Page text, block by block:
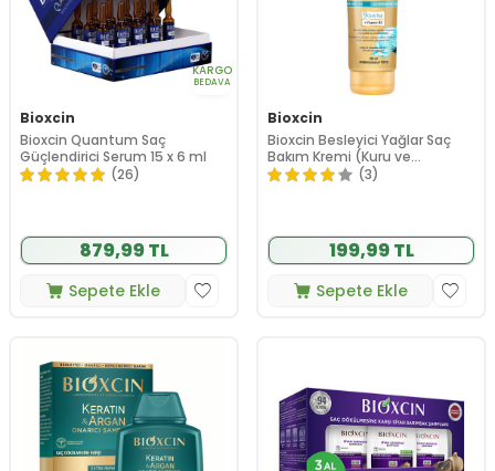
KARGO
BEDAVA
Bioxcin
Bioxcin Quantum Saç
Güçlendirici Serum 15 x 6 ml
(26)
879,99 TL
Sepete Ekle
Bioxcin
Bioxcin Besleyici Yağlar Saç
Bakım Kremi (Kuru ve
Yıpranmış Saçlar) 250 ml
(3)
199,99 TL
Sepete Ekle